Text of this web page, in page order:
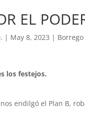
EL
| May 8, 2023 |
los festejos.
nos endilgó el Plan B,